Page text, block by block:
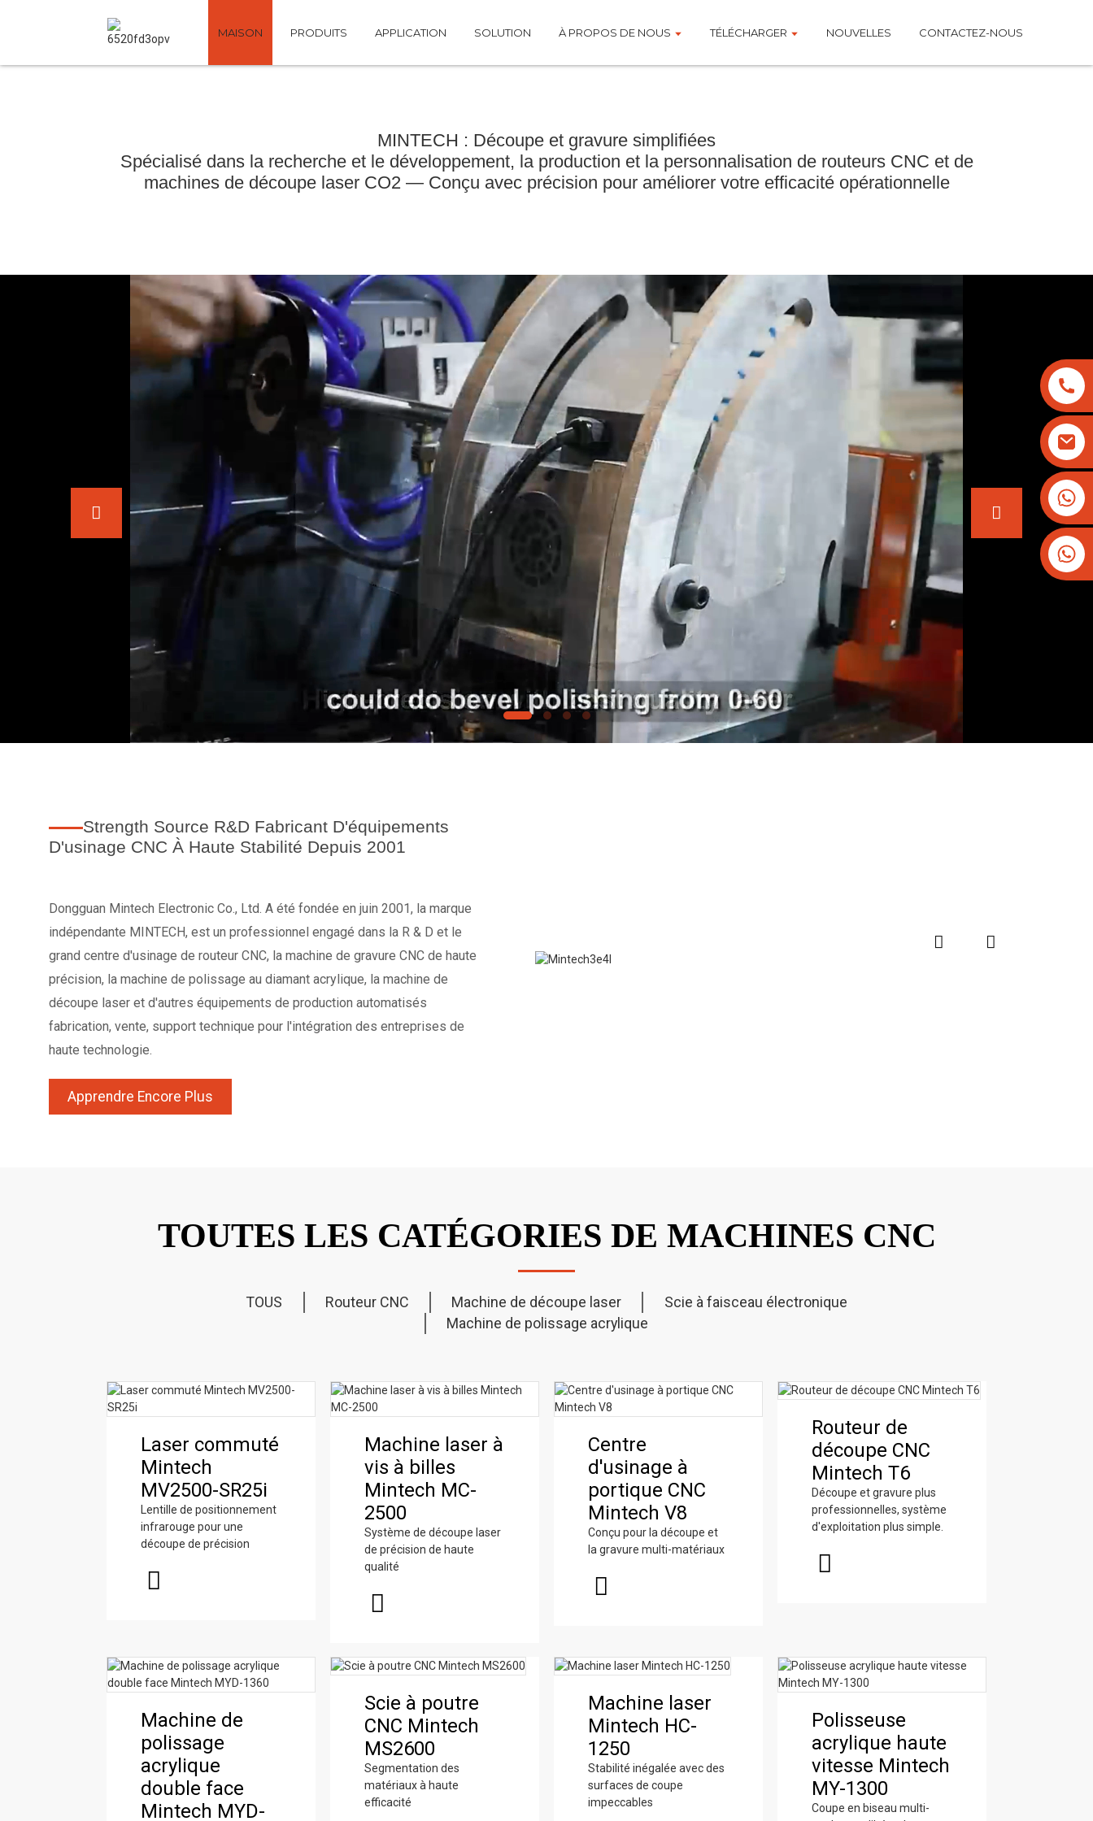
MAISON PRODUITS APPLICATION SOLUTION À PROPOS DE NOUS TÉLÉCHARGER NOUVELLES CONTACTEZ-NOUS
+8613825779334
+16266628193
MINTECH : Découpe et gravure simplifiées
Spécialisé dans la recherche et le développement, la production et la personnalisation de routeurs CNC et de
machines de découpe laser CO2 — Conçu avec précision pour améliorer votre efficacité opérationnelle
Strength Source R&D Fabricant D'équipements
D'usinage CNC À Haute Stabilité Depuis 2001
Dongguan Mintech Electronic Co., Ltd. A été fondée en juin 2001, la marque
indépendante MINTECH, est un professionnel engagé dans la R & D et le
grand centre d'usinage de routeur CNC, la machine de gravure CNC de haute
précision, la machine de polissage au diamant acrylique, la machine de
découpe laser et d'autres équipements de production automatisés
fabrication, vente, support technique pour l'intégration des entreprises de
haute technologie.
Apprendre Encore Plus
TOUTES LES CATÉGORIES DE MACHINES CNC
TOUS Routeur CNC Machine de découpe laser
Scie à faisceau électronique
Machine de polissage acrylique
Laser commuté
Mintech
MV2500-SR25i
Lentille de positionnement
infrarouge pour une
découpe de précision
Machine laser à
vis à billes
Mintech MC-
2500
Système de découpe laser
de précision de haute
qualité
Centre
d'usinage à
portique CNC
Mintech V8
Conçu pour la découpe et
la gravure multi-matériaux
Routeur de
découpe CNC
Mintech T6
Découpe et gravure plus
professionnelles, système
d'exploitation plus simple.
Machine de
polissage
acrylique
double face
Mintech MYD-
Scie à poutre
CNC Mintech
MS2600
Segmentation des
matériaux à haute
efficacité
Machine laser
Mintech HC-
1250
Stabilité inégalée avec des
surfaces de coupe
impeccables
Polisseuse
acrylique haute
vitesse Mintech
MY-1300
Coupe en biseau multi-
Centre
d'usinage à
portique CNC
Mintech V8
découpe CNC
Mintech T6
Mintech V3
Série MINTECH
SR -
Personnalisation
et gravure haut
de gamme ...
Routeur CNC
Mintech V2-
MTC
Machine de
découpe CNC
Mintech V6
Routeur de
découpe CNC
Mintech T3
Routeur CNC
Mintech SR100-
LTC
Laser commuté
Mintech
MV2500-SR25i
Machine laser à
vis à billes
Mintech MC-
2500
Mintech HC-
1250
Machine de
découpe laser
Mintech MC-
6050-30R
Mintech HC-
6050
Machine de
CO2 MC-1250
Laser
CNC Mintech
MS2600
CNC Mintech
MS3200
Machine de
polissage
acrylique
double face
Mintech MYD-
1360
Polisseuse
acrylique haute
vitesse Mintech
MY-1300
Polisseuse
acrylique haute
vitesse Mintech
MY-1600